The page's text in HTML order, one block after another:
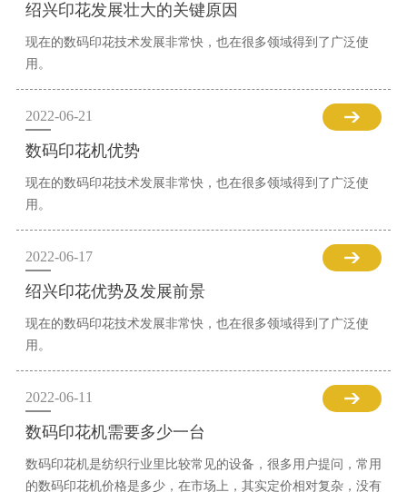
绍兴印花发展壮大的关键原因
现在的数码印花技术发展非常快，也在很多领域得到了广泛使
用。
2022-06-21
数码印花机优势
现在的数码印花技术发展非常快，也在很多领域得到了广泛使
用。
2022-06-17
绍兴印花优势及发展前景
现在的数码印花技术发展非常快，也在很多领域得到了广泛使
用。
2022-06-11
数码印花机需要多少一台
数码印花机是纺织行业里比较常见的设备，很多用户提问，常用
的数码印花机价格是多少，在市场上，其实定价相对复杂，没有